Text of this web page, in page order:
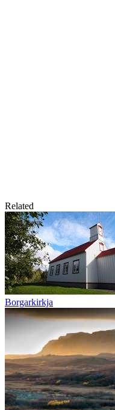
Related
Borgarkirkja